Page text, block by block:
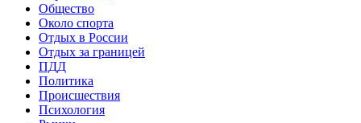
Общество
Около спорта
Отдых в России
Отдых за границей
ПДД
Политика
Происшествия
Психология